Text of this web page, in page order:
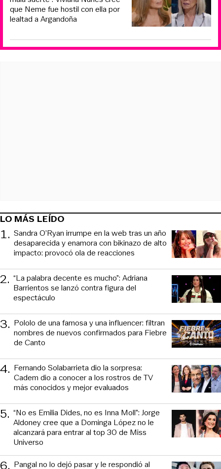
que Neme fue hostil con ella por
lealtad a Argandoña
LO MÁS LEÍDO
1. Sandra O’Ryan irrumpe en la web tras un año
desaparecida y enamora con bikinazo de alto
impacto: provocó ola de reacciones
2. “La palabra decente es mucho”: Adriana
Barrientos se lanzó contra figura del
espectáculo
3. Pololo de una famosa y una influencer: filtran
nombres de nuevos confirmados para Fiebre
de Canto
4. Fernando Solabarrieta dio la sorpresa:
Cadem dio a conocer a los rostros de TV
más conocidos y mejor evaluados
5. “No es Emilia Dides, no es Inna Moll”: Jorge
Aldoney cree que a Dominga López no le
alcanzará para entrar al top 30 de Miss
Universo
6. Pangal no lo dejó pasar y le respondió al